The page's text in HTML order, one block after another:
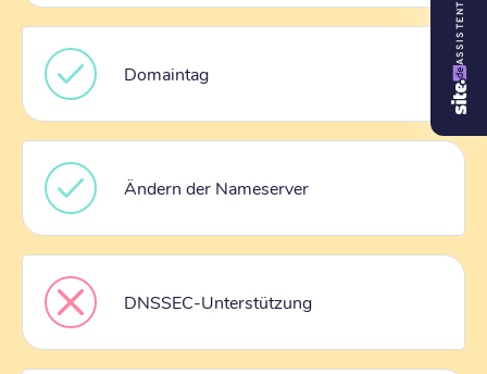
Domaintag
Ändern der Nameserver
DNSSEC-Unterstützung
ASSISTENT